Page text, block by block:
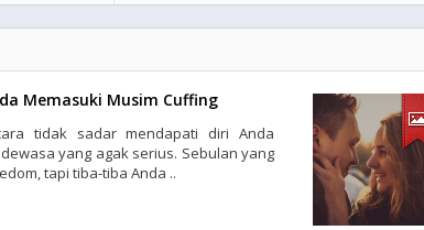
Memasuki Musim Cuffing
tidak sadar mendapati diri Anda
yang agak serius. Sebulan yang
tapi tiba-tiba Anda ..